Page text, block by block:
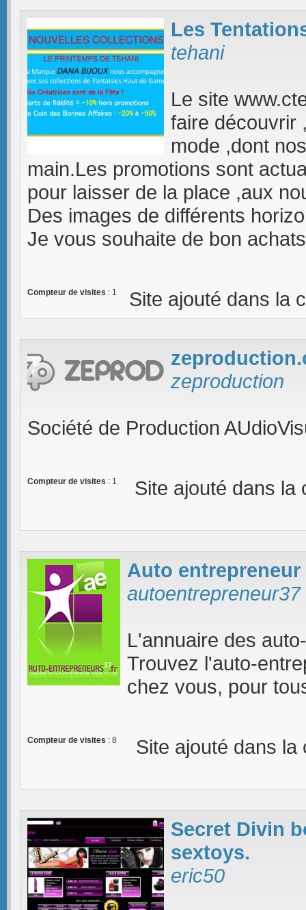
Les
tehani
Le site
faire découvrir
mode ,dont
main.Les promotions sont
pour laisser de la place ,aux
Des images de différents
Je vous souhaite de bon
Compteur de visites : 1 Site ajouté dans la
zeproduction
Société de Production
Compteur de visites : 1 Site ajouté dans
Auto entrepreneur
autoentrepreneur37
L'annuaire des
Trouvez l'auto-
chez vous, pour
Compteur de visites : 8 Site ajouté dans
Secret Divin
sextoys.
eric50